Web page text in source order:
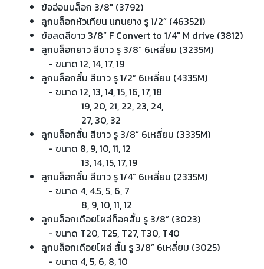
ข้ออ่อนบล็อก 3/8" (3792)
ลูกบล็อกหัวเทียน แกนยาง รู 1/2” (463521)
ข้อลดสีขาว 3/8” F Convert to 1/4" M drive (3812)
ลูกบล็อกยาว สีขาว รู 3/8” 6เหลี่ยม (3235M)
- ขนาด 12, 14, 17, 19
ลูกบล็อกสั้น สีขาว รู 1/2” 6เหลี่ยม (4335M)
- ขนาด 12, 13, 14, 15, 16, 17, 18
19, 20, 21, 22, 23, 24,
27, 30, 32
ลูกบล็อกสั้น สีขาว รู 3/8” 6เหลี่ยม (3335M)
- ขนาด 8, 9, 10, 11, 12
13, 14, 15, 17, 19
ลูกบล็อกสั้น สีขาว รู 1/4” 6เหลี่ยม (2335M)
- ขนาด 4, 4.5, 5, 6, 7
8, 9, 10, 11, 12
ลูกบล็อกเดือยโผล่ท็อคสั้น รู 3/8” (3023)
- ขนาด T20, T25, T27, T30, T40
ลูกบล็อกเดือยโผล่ สั้น รู 3/8” 6เหลี่ยม (3025)
- ขนาด 4, 5, 6, 8, 10